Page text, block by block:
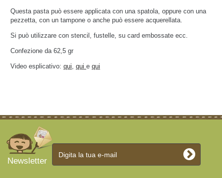
Questa pasta può essere applicata con una spatola, oppure con una
pezzetta, con un tampone o anche può essere acquerellata.
Si può utilizzare con stencil, fustelle, su card embossate ecc.
Confezione da 62,5 gr
Video esplicativo: qui, qui e qui
Newsletter